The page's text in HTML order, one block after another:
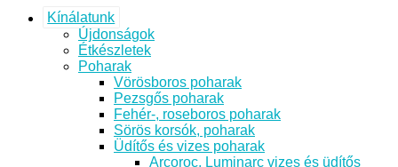
Kínálatunk
Újdonságok
Étkészletek
Poharak
Vörösboros poharak
Pezsgős poharak
Fehér-, roseboros poharak
Sörös korsók, poharak
Üdítős és vizes poharak
Arcoroc, Luminarc vizes és üdítős